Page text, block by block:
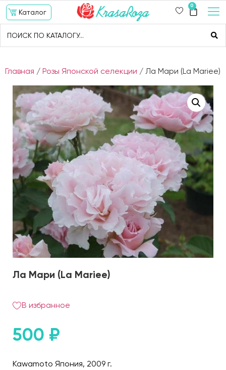
Каталог
0
Главная / Розы Японской селекции / Ла Мари (La Mariee)
Ла Мари (La Mariee)
В избранное
500 ₽
Kawamoto Япония, 2009 г.